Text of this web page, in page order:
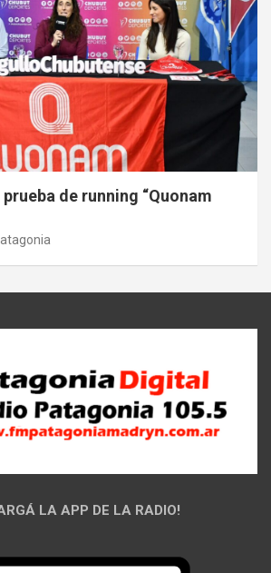
de running “Quonam
LA APP DE LA RADIO!